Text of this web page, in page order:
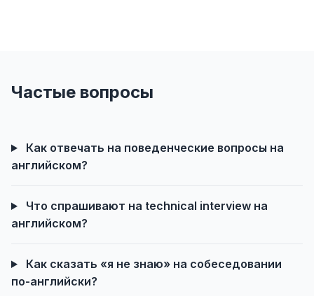
Частые вопросы
Как отвечать на поведенческие вопросы на
английском?
Что спрашивают на technical interview на
английском?
Как сказать «я не знаю» на собеседовании
по-английски?